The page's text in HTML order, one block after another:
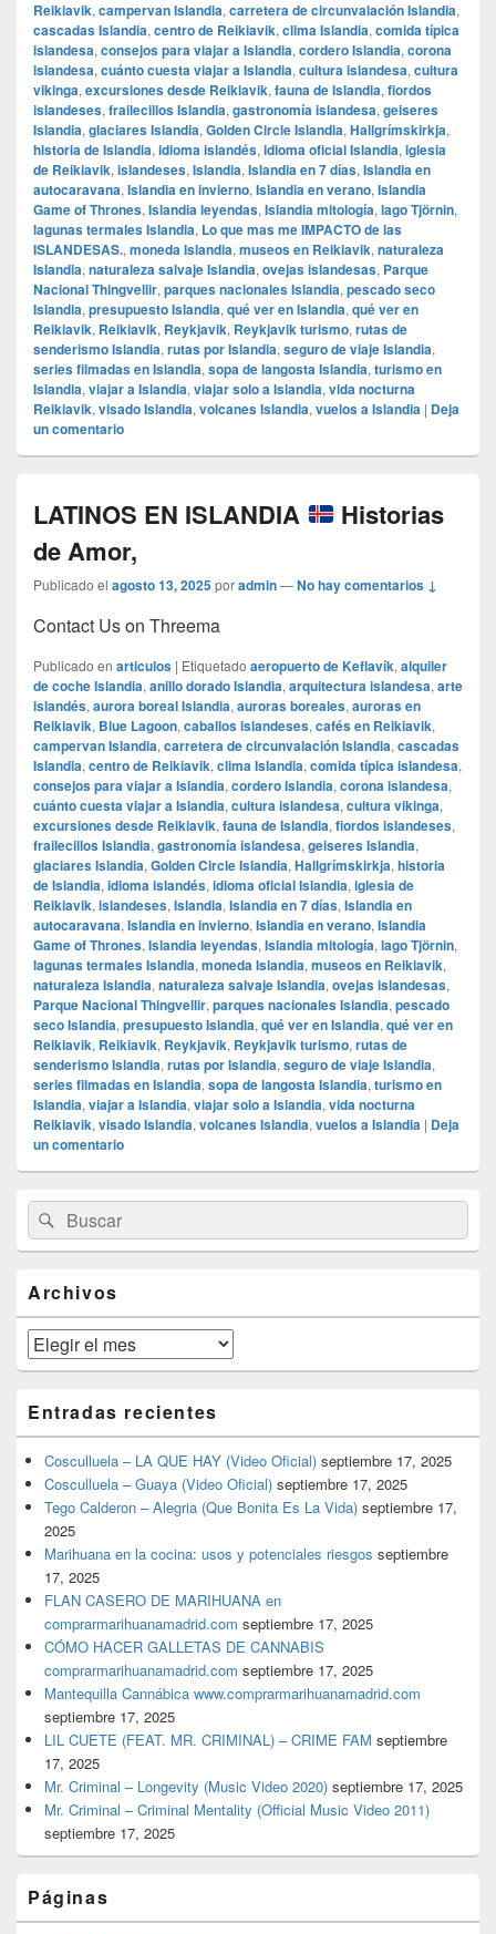
Reikiavik, campervan Islandia, carretera de circunvalación Islandia,
cascadas Islandia, centro de Reikiavik, clima Islandia, comida típica
islandesa, consejos para viajar a Islandia, cordero Islandia, corona
islandesa, cuánto cuesta viajar a Islandia, cultura islandesa, cultura
vikinga, excursiones desde Reikiavik, fauna de Islandia, fiordos
islandeses, frailecillos Islandia, gastronomía islandesa, geiseres
Islandia, glaciares Islandia, Golden Circle Islandia, Hallgrímskirkja,
historia de Islandia, idioma islandés, idioma oficial Islandia, iglesia
de Reikiavik, islandeses, Islandia, Islandia en 7 días, Islandia en
autocaravana, Islandia en invierno, Islandia en verano, Islandia
Game of Thrones, Islandia leyendas, Islandia mitología, lago Tjörnin,
lagunas termales Islandia, Lo que mas me IMPACTO de las
ISLANDESAS., moneda Islandia, museos en Reikiavik, naturaleza
Islandia, naturaleza salvaje Islandia, ovejas islandesas, Parque
Nacional Thingvellir, parques nacionales Islandia, pescado seco
Islandia, presupuesto Islandia, qué ver en Islandia, qué ver en
Reikiavik, Reikiavik, Reykjavik, Reykjavik turismo, rutas de
senderismo Islandia, rutas por Islandia, seguro de viaje Islandia,
series filmadas en Islandia, sopa de langosta Islandia, turismo en
Islandia, viajar a Islandia, viajar solo a Islandia, vida nocturna
Reikiavik, visado Islandia, volcanes Islandia, vuelos a Islandia | Deja
un comentario
LATINOS EN ISLANDIA
Historias
de Amor,
Publicado el agosto 13, 2025poradmin—No hay comentarios ↓
Contact Us on Threema
Publicado en articulos | Etiquetado aeropuerto de Keflavík, alquiler
de coche Islandia, anillo dorado Islandia, arquitectura islandesa, arte
islandés, aurora boreal Islandia, auroras boreales, auroras en
Reikiavik, Blue Lagoon, caballos islandeses, cafés en Reikiavik,
campervan Islandia, carretera de circunvalación Islandia, cascadas
Islandia, centro de Reikiavik, clima Islandia, comida típica islandesa,
consejos para viajar a Islandia, cordero Islandia, corona islandesa,
cuánto cuesta viajar a Islandia, cultura islandesa, cultura vikinga,
excursiones desde Reikiavik, fauna de Islandia, fiordos islandeses,
frailecillos Islandia, gastronomía islandesa, geiseres Islandia,
glaciares Islandia, Golden Circle Islandia, Hallgrímskirkja, historia
de Islandia, idioma islandés, idioma oficial Islandia, iglesia de
Reikiavik, islandeses, Islandia, Islandia en 7 días, Islandia en
autocaravana, Islandia en invierno, Islandia en verano, Islandia
Game of Thrones, Islandia leyendas, Islandia mitología, lago Tjörnin,
lagunas termales Islandia, moneda Islandia, museos en Reikiavik,
naturaleza Islandia, naturaleza salvaje Islandia, ovejas islandesas,
Parque Nacional Thingvellir, parques nacionales Islandia, pescado
seco Islandia, presupuesto Islandia, qué ver en Islandia, qué ver en
Reikiavik, Reikiavik, Reykjavik, Reykjavik turismo, rutas de
senderismo Islandia, rutas por Islandia, seguro de viaje Islandia,
series filmadas en Islandia, sopa de langosta Islandia, turismo en
Islandia, viajar a Islandia, viajar solo a Islandia, vida nocturna
Reikiavik, visado Islandia, volcanes Islandia, vuelos a Islandia | Deja
un comentario
área
de
widget
lateral
primaria
Buscar
por:
Buscar
Archivos
Archivos
Entradas recientes
Cosculluela – LA QUE HAY (Video Oficial) septiembre 17, 2025
Cosculluela – Guaya (Video Oficial) septiembre 17, 2025
Tego Calderon – Alegria (Que Bonita Es La Vida) septiembre 17,
2025
Marihuana en la cocina: usos y potenciales riesgos septiembre
17, 2025
FLAN CASERO DE MARIHUANA en
comprarmarihuanamadrid.com septiembre 17, 2025
CÓMO HACER GALLETAS DE CANNABIS
comprarmarihuanamadrid.com septiembre 17, 2025
Mantequilla Cannábica www.comprarmarihuanamadrid.com
septiembre 17, 2025
LIL CUETE (FEAT. MR. CRIMINAL) – CRIME FAM septiembre
17, 2025
Mr. Criminal – Longevity (Music Video 2020) septiembre 17, 2025
Mr. Criminal – Criminal Mentality (Official Music Video 2011)
septiembre 17, 2025
Páginas